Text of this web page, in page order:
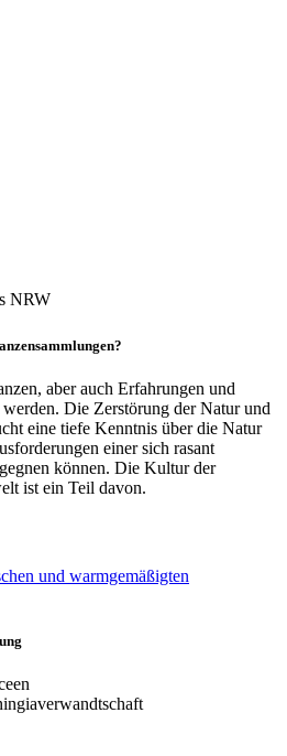
NRW
aber auch Erfahrungen und
Die Zerstörung der Natur und
eine tiefe Kenntnis über die Natur
einer sich rasant
können. Die Kultur der
ist ein Teil davon.
und warmgemäßigten